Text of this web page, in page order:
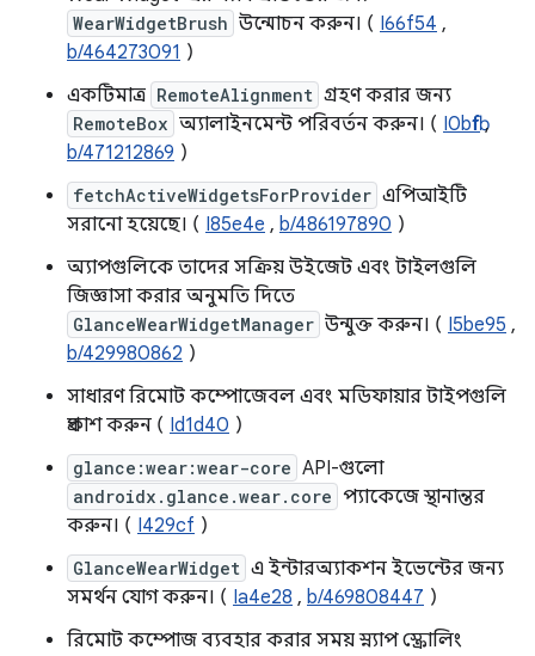
WearWidgetBrush উন্মোচন করুন। ( I66f54 ,
b/464273091 )
একটিমাত্র RemoteAlignment গ্রহণ করার জন্য
RemoteBox অ্যালাইনমেন্ট পরিবর্তন করুন। ( I0bfbf,
b/471212869 )
fetchActiveWidgetsForProvider এপিআইটি
সরানো হয়েছে। ( I85e4e , b/486197890 )
অ্যাপগুলিকে তাদের সক্রিয় উইজেট এবং টাইলগুলি
জিজ্ঞাসা করার অনুমতি দিতে
GlanceWearWidgetManager উন্মুক্ত করুন। ( I5be95 ,
b/429980862 )
সাধারণ রিমোট কম্পোজেবল এবং মডিফায়ার টাইপগুলি
প্রকাশ করুন ( Id1d40 )
glance:wear:wear-core API-গুলো
androidx.glance.wear.core প্যাকেজে স্থানান্তর
করুন। ( I429cf )
GlanceWearWidget এ ইন্টারঅ্যাকশন ইভেন্টের জন্য
সমর্থন যোগ করুন। ( Ia4e28 , b/469808447 )
রিমোট কম্পোজ ব্যবহার করার সময় স্ন্যাপ স্ক্রোলিং